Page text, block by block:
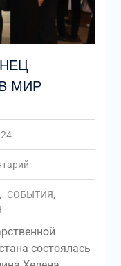
МИР
, СОБЫТИЯ,
состоялась